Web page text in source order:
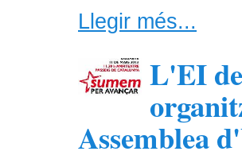
Llegir més...
L'EI
Assemblea